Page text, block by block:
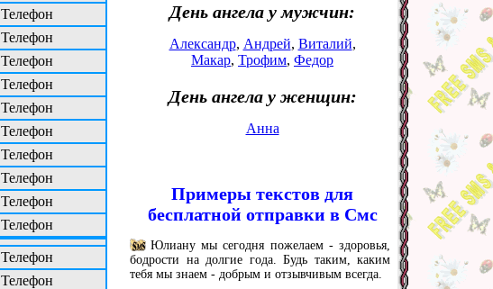
Телефон
Телефон
Телефон
Телефон
Телефон
Телефон
Телефон
Телефон
Телефон
Телефон
Телефон
Телефон
День ангела у мужчин:
Александр, Андрей, Виталий,
Макар, Трофим, Федор
День ангела у женщин:
Анна
Примеры текстов для
бесплатной отправки в Смс
Юлиану мы сегодня пожелаем - здоровья,
бодрости на долгие года. Будь таким, каким
тебя мы знаем - добрым и отзывчивым всегда.